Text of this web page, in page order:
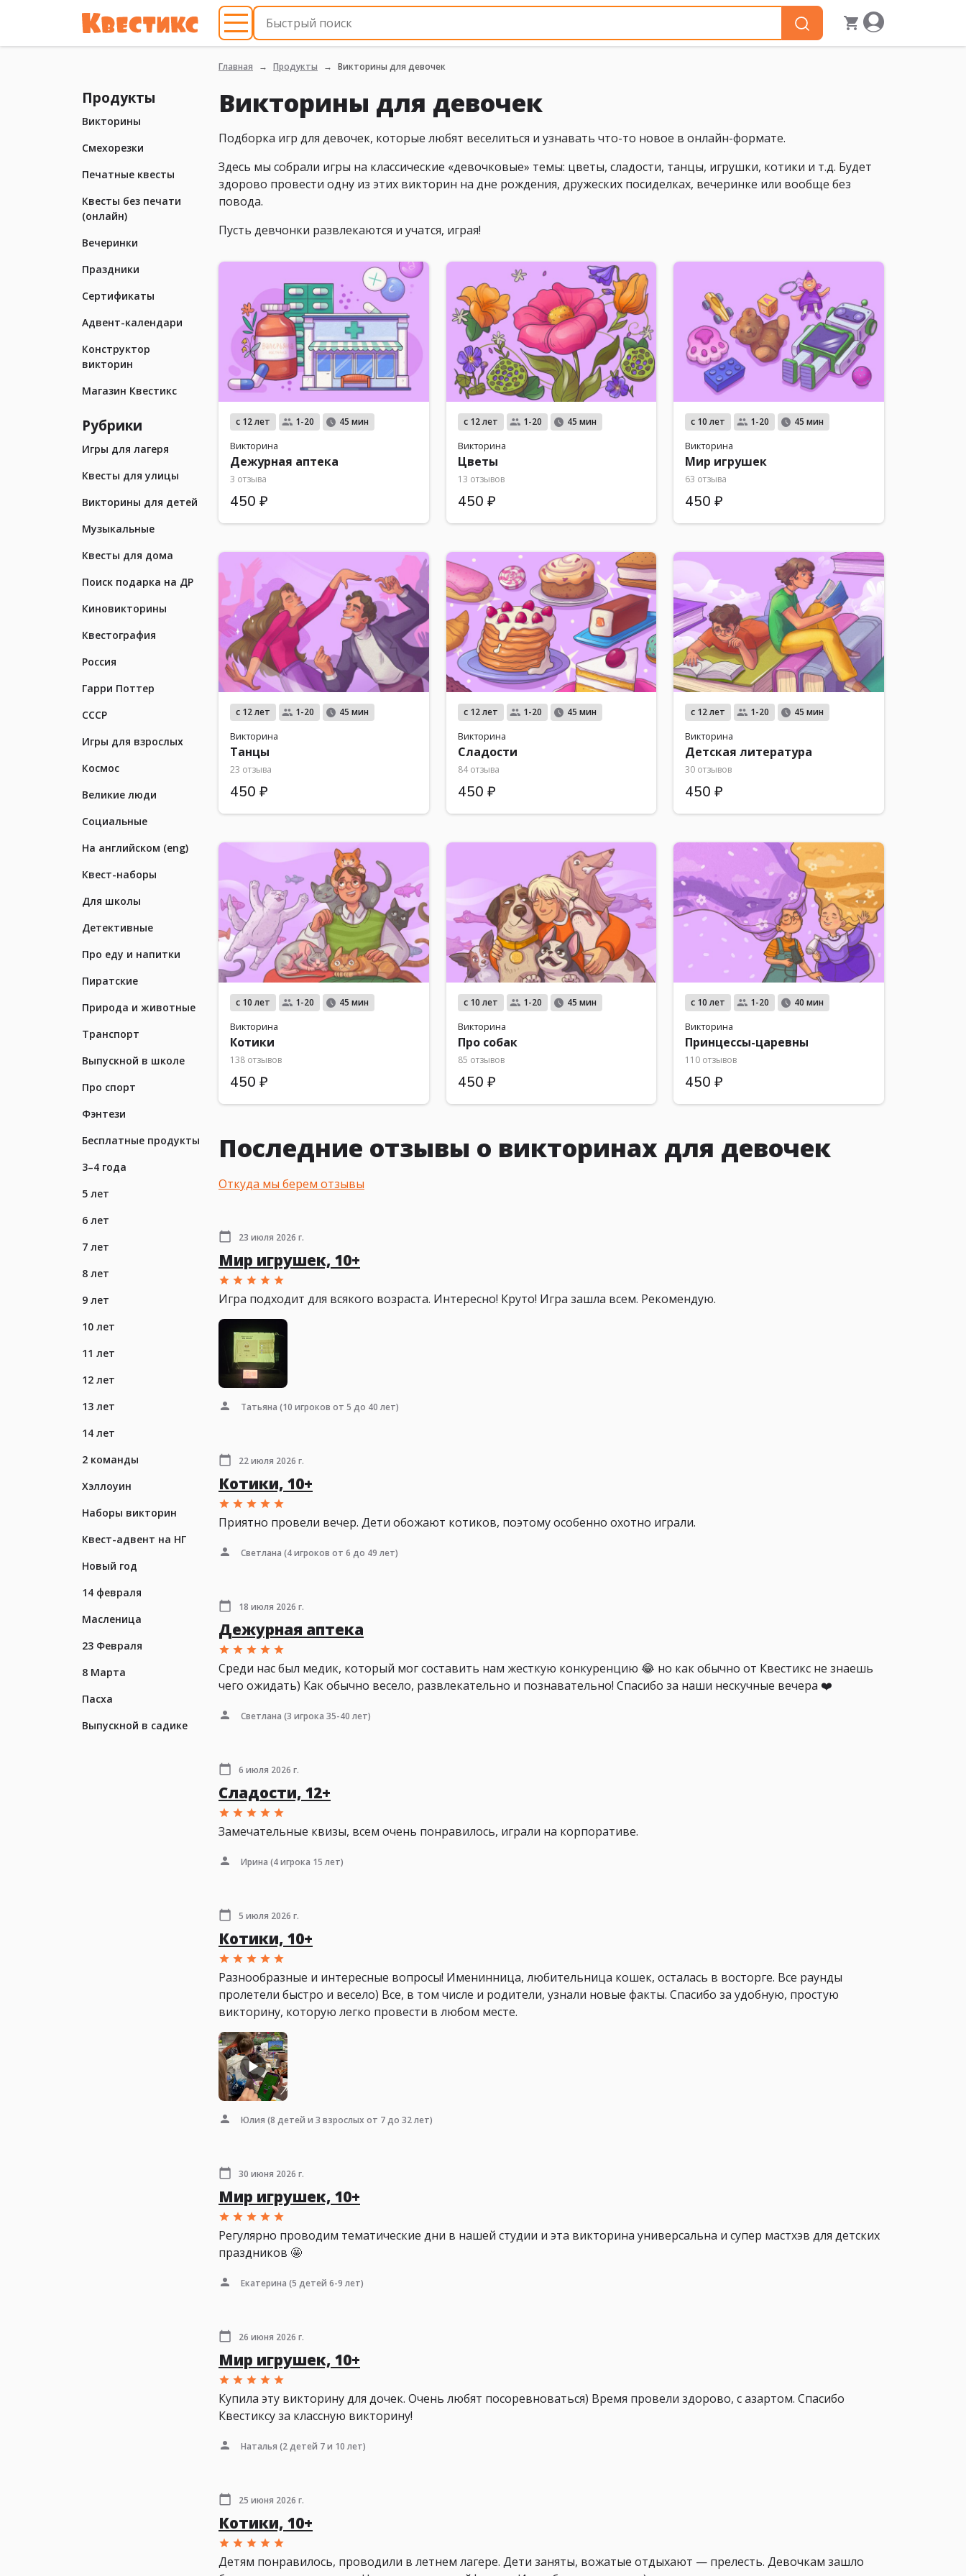
Главная Продукты Викторины для девочек
Продукты
Викторины
Смехорезки
Печатные квесты
Квесты без печати
(онлайн)
Вечеринки
Праздники
Сертификаты
Адвент-календари
Конструктор
викторин
Магазин Квестикс
Рубрики
Игры для лагеря
Квесты для улицы
Викторины для детей
Музыкальные
Квесты для дома
Поиск подарка на ДР
Киновикторины
Квестография
Россия
Гарри Поттер
СССР
Игры для взрослых
Космос
Великие люди
Социальные
На английском (eng)
Квест-наборы
Для школы
Детективные
Про еду и напитки
Пиратские
Природа и животные
Транспорт
Выпускной в школе
Про спорт
Фэнтези
Бесплатные продукты
3–4 года
5 лет
6 лет
7 лет
8 лет
9 лет
10 лет
11 лет
12 лет
13 лет
14 лет
2 команды
Хэллоуин
Наборы викторин
Квест-адвент на НГ
Новый год
14 февраля
Масленица
23 Февраля
8 Марта
Пасха
Выпускной в садике
Викторины для девочек
Подборка игр для девочек, которые любят веселиться и узнавать что-то новое в онлайн-формате.
Здесь мы собрали игры на классические «девочковые» темы: цветы, сладости, танцы, игрушки, котики и т.д. Будет
здорово провести одну из этих викторин на дне рождения, дружеских посиделках, вечеринке или вообще без
повода.
Пусть девчонки развлекаются и учатся, играя!
с 12 лет 1-20 45 мин
Викторина
Дежурная аптека
3 отзыва
450 ₽
с 12 лет 1-20 45 мин
Викторина
Цветы
13 отзывов
450 ₽
с 10 лет 1-20 45 мин
Викторина
Мир игрушек
63 отзыва
450 ₽
с 12 лет 1-20 45 мин
Викторина
Танцы
23 отзыва
450 ₽
с 12 лет 1-20 45 мин
Викторина
Сладости
84 отзыва
450 ₽
с 12 лет 1-20 45 мин
Викторина
Детская литература
30 отзывов
450 ₽
с 10 лет 1-20 45 мин
Викторина
Котики
138 отзывов
450 ₽
с 10 лет 1-20 45 мин
Викторина
Про собак
85 отзывов
450 ₽
с 10 лет 1-20 40 мин
Викторина
Принцессы-царевны
110 отзывов
450 ₽
Последние отзывы о викторинах для девочек
Откуда мы берем отзывы
23 июля 2026 г.
Мир игрушек, 10+
Игра подходит для всякого возраста. Интересно! Круто! Игра зашла всем. Рекомендую.
Татьяна (10 игроков от 5 до 40 лет)
22 июля 2026 г.
Котики, 10+
Приятно провели вечер. Дети обожают котиков, поэтому особенно охотно играли.
Светлана (4 игроков от 6 до 49 лет)
18 июля 2026 г.
Дежурная аптека
Среди нас был медик, который мог составить нам жесткую конкуренцию 😂 но как обычно от Квестикс не знаешь
чего ожидать) Как обычно весело, развлекательно и познавательно! Спасибо за наши нескучные вечера ❤️
Светлана (3 игрока 35-40 лет)
6 июля 2026 г.
Сладости, 12+
Замечательные квизы, всем очень понравилось, играли на корпоративе.
Ирина (4 игрока 15 лет)
5 июля 2026 г.
Котики, 10+
Разнообразные и интересные вопросы! Именинница, любительница кошек, осталась в восторге. Все раунды
пролетели быстро и весело) Все, в том числе и родители, узнали новые факты. Спасибо за удобную, простую
викторину, которую легко провести в любом месте.
Юлия (8 детей и 3 взрослых от 7 до 32 лет)
30 июня 2026 г.
Мир игрушек, 10+
Регулярно проводим тематические дни в нашей студии и эта викторина универсальна и супер мастхэв для детских
праздников 🤩
Екатерина (5 детей 6-9 лет)
26 июня 2026 г.
Мир игрушек, 10+
Купила эту викторину для дочек. Очень любят посоревноваться) Время провели здорово, с азартом. Спасибо
Квестиксу за классную викторину!
Наталья (2 детей 7 и 10 лет)
25 июня 2026 г.
Котики, 10+
Детям понравилось, проводили в летнем лагере. Дети заняты, вожатые отдыхают — прелесть. Девочкам зашло